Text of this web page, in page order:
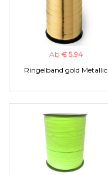
Ab € 5,94
Ringelband gold Metallic